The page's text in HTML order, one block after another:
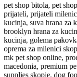
pet shop bitola, pet
prijateli, prijateli
kucinja, suva hrana za
brooklyn hrana za
kucinja, golema
oprema za milenici
mk pet shop online,
macedonia, premium
supplies skopje, dog